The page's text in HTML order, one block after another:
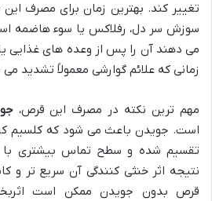
تغییر کند. بهترین زمان برای مصرف این
سوزش سر دل، رفلاکس یا سوء هاضمه
می دهند آن را پس از وعده های غذایی
زمانی که علائم گوارشی معمولاً تشدید
مهم ترین نکته در مصرف این قرص،
است. جویدن باعث می شود که کلسیم
تقسیم شده و سطح تماس بیشتری با
نتیجه اثر خنثی کنندگی آن سریع تر و
قرص بدون جویدن ممکن است